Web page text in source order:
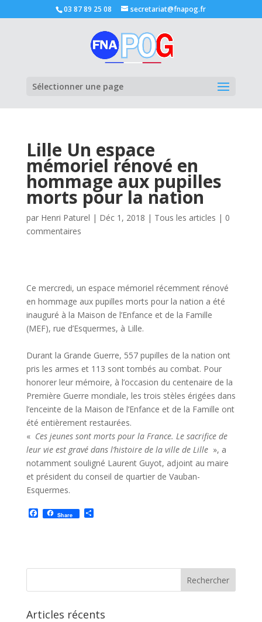
03 87 89 25 08 secretariat@fnapog.fr
Sélectionner une page
Lille Un espace
mémoriel rénové en
hommage aux pupilles
morts pour la nation
par Henri Paturel | Déc 1, 2018 | Tous les articles | 0
commentaires
Ce mercredi, un espace mémoriel récemment rénové
en hommage aux pupilles morts pour la nation a été
inauguré à la Maison de l’Enfance et de la Famille
(MEF), rue d’Esquermes, à Lille.
Durant la Grande Guerre, 557 pupilles de la nation ont
pris les armes et 113 sont tombés au combat. Pour
honorer leur mémoire, à l’occasion du centenaire de la
Première Guerre mondiale, les trois stèles érigées dans
l’enceinte de la Maison de l’Enfance et de la Famille ont
été entièrement restaurées.
« Ces jeunes sont morts pour la France. Le sacrifice de
leur vie est gravé dans l’histoire de la ville de Lille», a
notamment souligné Laurent Guyot, adjoint au maire
et président du conseil de quartier de Vauban-
Esquermes.
F
a
o
Share P
e
Articles récents